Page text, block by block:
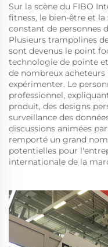
Sur la scène du FIBO
fitness, le bien-être et
constant de personnes
Plusieurs trampolines
sont devenus le point
technologie de pointe
de nombreux
expérimenter. Le
professionnel,
produit, des designs
surveillance des
discussions animées
remporté un grand
potentielles pour
internationale de la